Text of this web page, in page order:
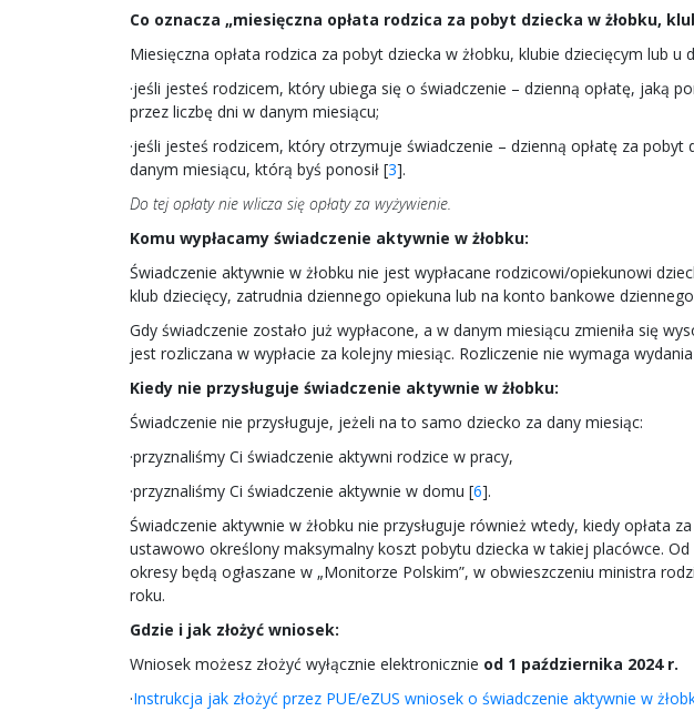
Co oznacza „miesięczna opłata rodzica za pobyt dziecka w żłobku,
Miesięczna opłata rodzica za pobyt dziecka w żłobku, klubie dziecięcym lub u
·jeśli jesteś rodzicem, który ubiega się o świadczenie – dzienną opłatę, jaką
przez liczbę dni w danym miesiącu;
·jeśli jesteś rodzicem, który otrzymuje świadczenie – dzienną opłatę za
danym miesiącu, którą byś ponosił [3].
Do tej opłaty nie wlicza się opłaty za wyżywienie.
Komu wypłacamy świadczenie aktywnie w żłobku:
Świadczenie aktywnie w żłobku nie jest wypłacane rodzicowi/opiekunowi
klub dziecięcy, zatrudnia dziennego opiekuna lub na konto bankowe
Gdy świadczenie zostało już wypłacone, a w danym miesiącu zmieniła się
jest rozliczana w wypłacie za kolejny miesiąc. Rozliczenie nie wymaga
Kiedy nie przysługuje świadczenie aktywnie w żłobku:
Świadczenie nie przysługuje, jeżeli na to samo dziecko za dany miesiąc:
·przyznaliśmy Ci świadczenie aktywni rodzice w pracy,
·przyznaliśmy Ci świadczenie aktywnie w domu [6].
Świadczenie aktywnie w żłobku nie przysługuje również wtedy, kiedy opłata
ustawowo określony maksymalny koszt pobytu dziecka w takiej placówce.
okresy będą ogłaszane w „Monitorze Polskim”, w obwieszczeniu ministra
roku.
Gdzie i jak złożyć wniosek:
Wniosek możesz złożyć wyłącznie elektronicznie od 1 października 2024 r.
·Instrukcja jak złożyć przez PUE/eZUS wniosek o świadczenie aktywnie w